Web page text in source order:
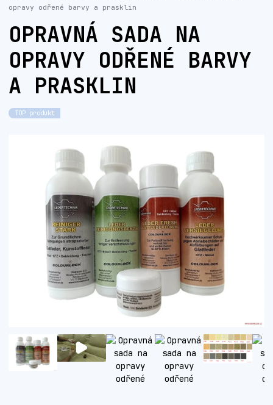
opravy odřené barvy a prasklin
OPRAVNÁ SADA NA
OPRAVY ODŘENÉ BARVY
A PRASKLIN
TOP produkt